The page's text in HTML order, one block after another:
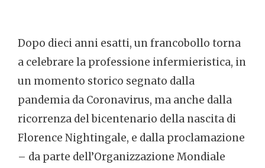
Dopo dieci anni esatti, un francobollo torna
a celebrare la professione infermieristica, in
un momento storico segnato dalla
pandemia da Coronavirus, ma anche dalla
ricorrenza del bicentenario della nascita di
Florence Nightingale, e dalla proclamazione
– da parte dell’Organizzazione Mondiale